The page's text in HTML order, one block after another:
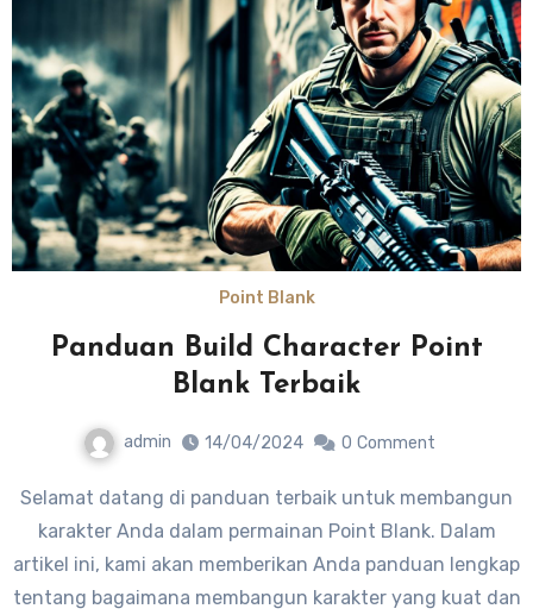
Point Blank
Panduan Build Character Point
Blank Terbaik
admin 14/04/2024 0 Comment
Selamat datang di panduan terbaik untuk membangun
karakter Anda dalam permainan Point Blank. Dalam
artikel ini, kami akan memberikan Anda panduan lengkap
tentang bagaimana membangun karakter yang kuat dan